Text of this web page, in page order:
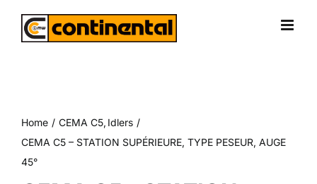
Home CEMA C5 Idlers
CEMA C5 – STATION SUPÉRIEURE, TYPE PESEUR, AUGE
45°